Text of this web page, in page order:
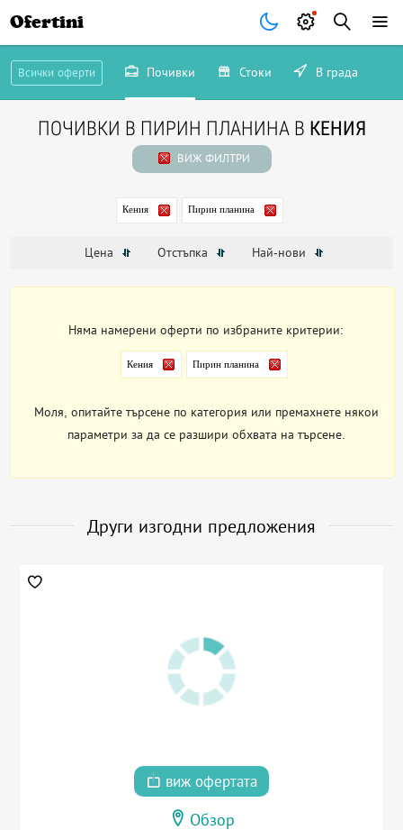
Ofertini
Всички оферти Почивки Стоки В града
ПОЧИВКИ В ПИРИН ПЛАНИНА В КЕНИЯ
ВИЖ ФИЛТРИ
Кения Пирин планина
Цена Отстъпка Най-нови
Няма намерени оферти по избраните критерии:
Кения Пирин планина
Моля, опитайте търсене по категория или премахнете някои
параметри за да се разшири обхвата на търсене.
Други изгодни предложения
виж офертата
Обзор